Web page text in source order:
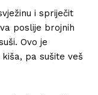
i spriječit
poslije brojnih
Ovo je
pa sušite veš